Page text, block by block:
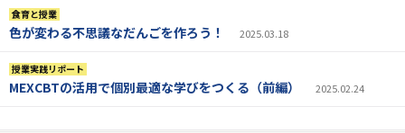
食育と授業
色が変わる不思議なだんごを作ろう！ 2025.03.18
授業実践リポート
MEXCBTの活用で個別最適な学びをつくる（前編） 2025.02.24